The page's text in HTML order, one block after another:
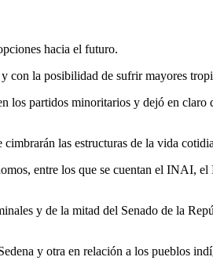
hacia el futuro.
con la posibilidad de sufrir mayores
los partidos minoritarios y dejó en claro
las estructuras de la vida
entre los que se cuentan el INAI,
y de la mitad del Senado de la
y otra en relación a los pueblos